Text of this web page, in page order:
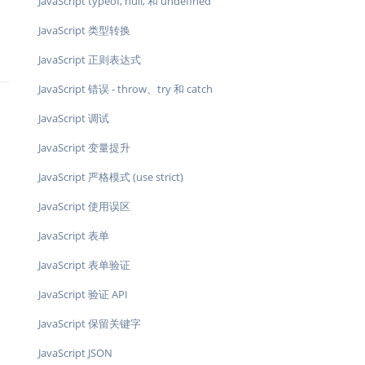
JavaScript 类型转换
JavaScript 正则表达式
JavaScript 错误 - throw、try 和 catch
JavaScript 调试
JavaScript 变量提升
JavaScript 严格模式 (use strict)
JavaScript 使用误区
JavaScript 表单
JavaScript 表单验证
JavaScript 验证 API
JavaScript 保留关键字
JavaScript JSON